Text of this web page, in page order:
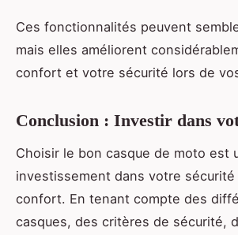
Ces fonctionnalités peuvent
mais elles améliorent
confort et votre sécurité lors de
Conclusion : Investir dans
Choisir le bon casque de moto est
investissement dans votre
confort. En tenant compte des
casques, des critères de sécurité,